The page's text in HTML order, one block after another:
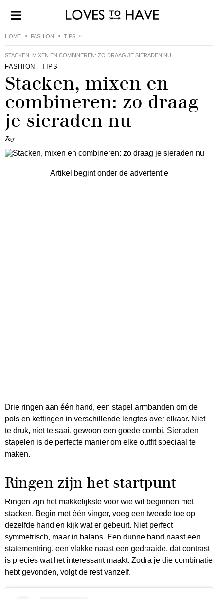
HOME FASHION TIPS
STACKEN, MIXEN EN COMBINEREN: ZO DRAAG JE SIERADEN NU
FASHION TIPS
Stacken, mixen en
combineren: zo draag
je sieraden nu
Joy
Artikel begint onder de advertentie
Drie ringen aan één hand, een stapel armbanden om de
pols en kettingen in verschillende lengtes over elkaar. Niet
te druk, niet te saai, gewoon een goede combi. Sieraden
stapelen is de perfecte manier om elke outfit speciaal te
maken.
Ringen zijn het startpunt
Ringen zijn het makkelijkste voor wie wil beginnen met
stacken. Begin met één vinger, voeg een tweede toe op
dezelfde hand en kijk wat er gebeurt. Niet perfect
symmetrisch, maar in balans. Een dunne band naast een
statementring, een vlakke naast een gedraaide, dat contrast
is precies wat het interessant maakt. Zodra je die combinatie
hebt gevonden, volgt de rest vanzelf.